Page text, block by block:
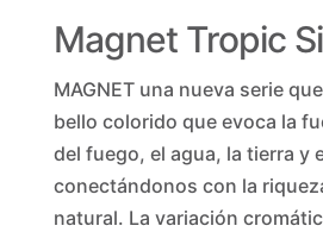
Magnet Tropic
MAGNET una nueva serie
bello colorido que evoca la
del fuego, el agua, la tierra y
conectándonos con la
natural. La variación